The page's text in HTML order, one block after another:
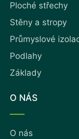
Ploché střechy
Stěny a stropy
Průmyslové
Podlahy
Základy
O NÁS
O nás